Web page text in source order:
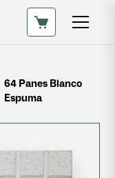
64 Panes Blanco
Espuma